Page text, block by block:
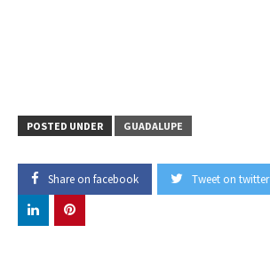
POSTED UNDER GUADALUPE
Share on facebook Tweet on twitter